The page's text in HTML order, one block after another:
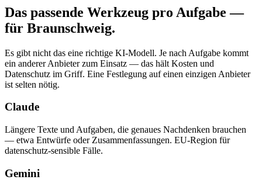
Das passende Werkzeug pro Aufgabe —
für Braunschweig.
Es gibt nicht das eine richtige KI-Modell. Je nach Aufgabe kommt
ein anderer Anbieter zum Einsatz — das hält Kosten und
Datenschutz im Griff. Eine Festlegung auf einen einzigen Anbieter
ist selten nötig.
Claude
Längere Texte und Aufgaben, die genaues Nachdenken brauchen
— etwa Entwürfe oder Zusammenfassungen. EU-Region für
datenschutz-sensible Fälle.
Gemini